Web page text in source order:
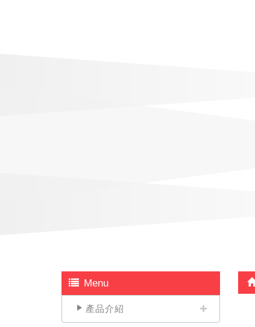
Menu
產品介紹